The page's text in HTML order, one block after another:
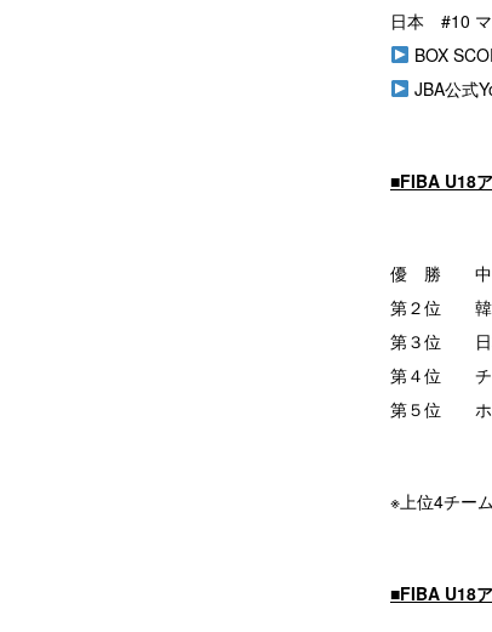
日本 #10 マ
BOX
JBA公式
■FIBA U18
優 勝 中
第２位 韓
第３位 日
第４位 チ
第５位 ホ
※上位4チー
■FIBA U18